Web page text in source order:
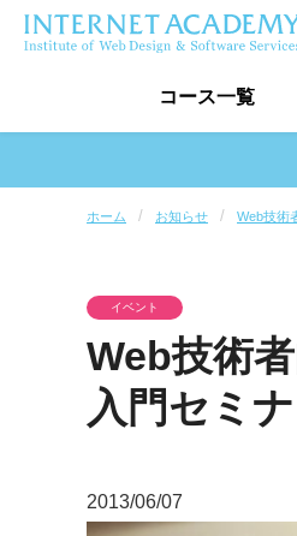
コース一覧
講座一覧
デザインコース一
Webデザイナー入門コー
講座一覧
ウ
ホーム お知らせ Web技術
イベント
Web技術
入門セミ
2013/06/07